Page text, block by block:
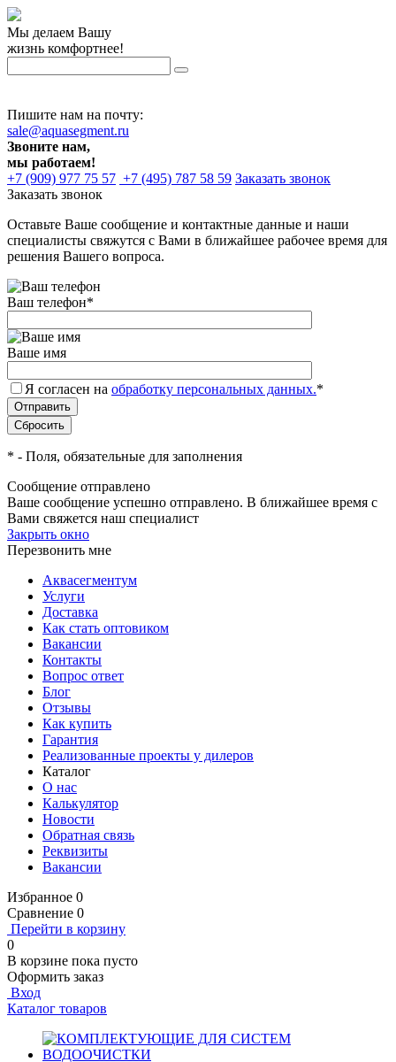
Мы делаем Вашу
жизнь комфортнее!
Пишите нам на почту:
sale@aquasegment.ru
Звоните нам,
мы работаем!
+7 (909) 977 75 57 +7 (495) 787 58 59 Заказать звонок
Заказать звонок
Оставьте Ваше сообщение и контактные данные и наши
специалисты свяжутся с Вами в ближайшее рабочее время для
решения Вашего вопроса.
Ваш телефон*
Ваше имя
Я согласен на обработку персональных данных.*
* - Поля, обязательные для заполнения
Сообщение отправлено
Ваше сообщение успешно отправлено. В ближайшее время с
Вами свяжется наш специалист
Закрыть окно
Перезвонить мне
Аквасегментум
Услуги
Доставка
Как стать оптовиком
Вакансии
Контакты
Вопрос ответ
Блог
Отзывы
Как купить
Гарантия
Реализованные проекты у дилеров
Каталог
О нас
Калькулятор
Новости
Обратная связь
Реквизиты
Вакансии
Избранное 0
Сравнение 0
Перейти в корзину
0
В корзине пока пусто
Оформить заказ
Вход
Каталог товаров